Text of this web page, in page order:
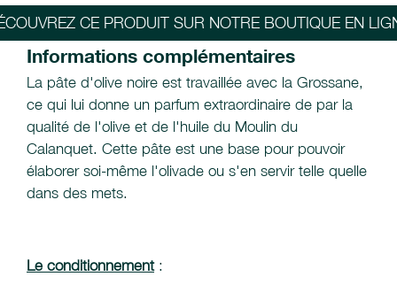
CE PRODUIT SUR NOTRE BOUTIQUE EN
Informations complémentaires
La pâte d'olive noire est travaillée avec la Grossane,
ce qui lui donne un parfum extraordinaire de par la
qualité de l'olive et de l'huile du Moulin du
Calanquet. Cette pâte est une base pour pouvoir
élaborer soi-même l'olivade ou s'en servir telle quelle
dans des mets.
Le conditionnement: